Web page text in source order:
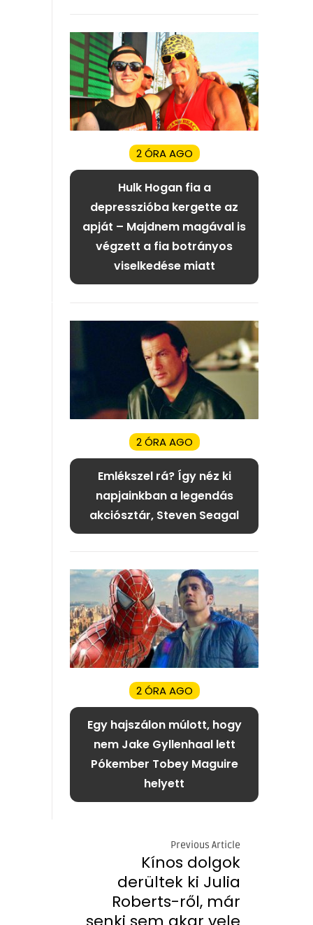
2 ÓRA AGO
Hulk Hogan fia a
depresszióba kergette az
apját – Majdnem magával is
végzett a fia botrányos
viselkedése miatt
2 ÓRA AGO
Emlékszel rá? Így néz ki
napjainkban a legendás
akciósztár, Steven Seagal
2 ÓRA AGO
Egy hajszálon múlott, hogy
nem Jake Gyllenhaal lett
Pókember Tobey Maguire
helyett
Previous Article
Kínos dolgok
derültek ki Julia
Roberts-ről, már